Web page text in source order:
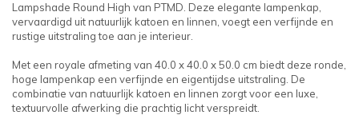
Lampshade Round High van PTMD. Deze elegante lampenkap,
vervaardigd uit natuurlijk katoen en linnen, voegt een verfijnde en
rustige uitstraling toe aan je interieur.
Met een royale afmeting van 40.0 x 40.0 x 50.0 cm biedt deze ronde,
hoge lampenkap een verfijnde en eigentijdse uitstraling. De
combinatie van natuurlijk katoen en linnen zorgt voor een luxe,
textuurvolle afwerking die prachtig licht verspreidt.